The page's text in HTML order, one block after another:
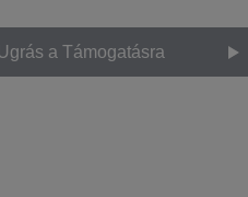
a Támogatásra